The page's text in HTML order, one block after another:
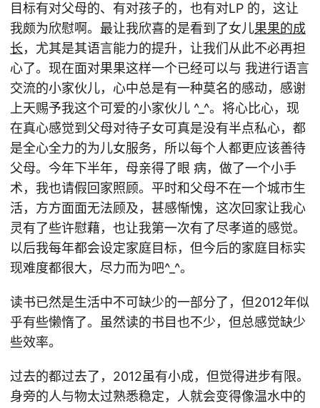
目标有对父母的、有对孩子的，也有对LP 的，这让
我颇为欣慰啊。最让我欣喜的是看到了女儿果果的成
长，尤其是其语言能力的提升，让我们从此不必再担
心了。现在面对果果这样一个已经可以与 我进行语言
交流的小家伙儿，心中总是有一种莫名的感动，感谢
上天赐予我这个可爱的小家伙儿 ^_^。将心比心，现
在真心感觉到父母对待子女可真是没有半点私心，都
是全心全力的为儿女服务，所以每个人都更应该善待
父母。今年下半年，母亲得了眼 病，做了一个小手
术，我也请假回家照顾。平时和父母不在一个城市生
活，方方面面无法顾及，甚感惭愧，这次回家让我心
灵有了些许慰藉，也让我第一次有了尽孝道的感觉。
以后我每年都会设定家庭目标，但今后的家庭目标实
现难度都很大，尽力而为吧^_^。
读书已然是生活中不可缺少的一部分了，但2012年似
乎有些懒惰了。虽然读的书目也不少，但总感觉缺少
些效率。
过去的都过去了，2012虽有小成，但觉得进步有限。
身旁的人与物太过熟悉稳定，人就会变得像温水中的